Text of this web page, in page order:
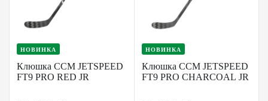
НОВИНКА
Клюшка CCM JETSPEED
FT9 PRO RED JR
НОВИНКА
Клюшка CCM JETSPEED
FT9 PRO CHARCOAL JR